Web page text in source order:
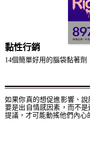
黏性行銷
14個簡單好用的腦袋黏著劑
如果你真的想促進影響、
要是出自情感因素，而不
提議，才可能動搖他們內心